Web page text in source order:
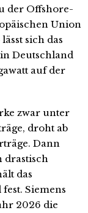
der Offshore-
Union
sich das
Deutschland
auf der
zwar unter
droht ab
Dann
drastisch
das
Siemens
2026 die